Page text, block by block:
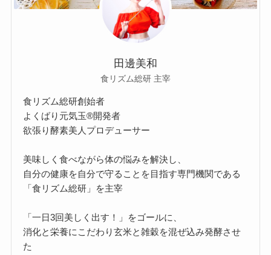
田邊美和
食リズム総研 主宰
食リズム総研創始者
よくばり元気玉®開発者
欲張り酵素美人プロデューサー
美味しく食べながら体の悩みを解決し、
自分の健康を自分で守ることを目指す専門機関である
「食リズム総研」を主宰
「一日3回美しく出す！」をゴールに、
消化と栄養にこだわり玄米と雑穀を混ぜ込み発酵させ
た